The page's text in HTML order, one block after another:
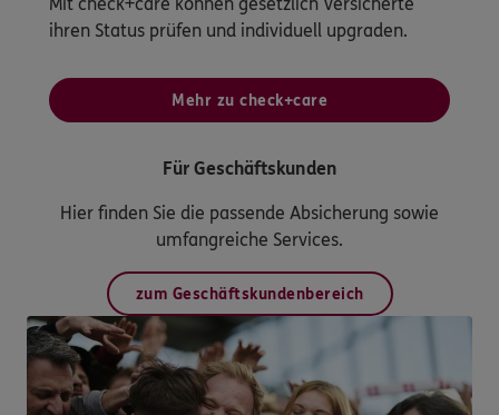
ihren Status prüfen und individuell upgraden.
Mehr zu check+care
Für Geschäftskunden
Hier finden Sie die passende Absicherung sowie
umfangreiche Services.
zum Geschäftskundenbereich